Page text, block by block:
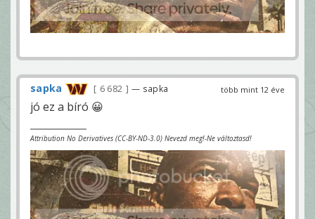
több mint 12 éve
sapka 6 682 — sapka
jó ez a bíró 😀
Attribution No Derivatives (CC-BY-ND-3.0) Nevezd meg!-Ne változtasd!